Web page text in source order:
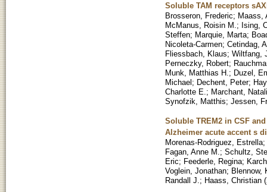
Soluble TAM receptors
Brosseron, Frederic; Maass,
McManus, Roisin M. ; Ising,
Steffen; Marquie, Marta;
Nicoleta-Carmen; Cetindag,
Fliessbach, Klaus; Wiltfang,
Perneczky, Robert;
Munk, Matthias H. ; Duzel,
Michael; Dechent, Peter;
Charlotte E. ; Marchant,
Synofzik, Matthis; Jessen,
Soluble TREM2 in CSF
Alzheimer acute accent s
Morenas-Rodriguez, Estrella;
Fagan, Anne M. ; Schultz,
Eric; Feederle, Regina;
Voglein, Jonathan; Blennow,
Randall J. ; Haass, Christian (